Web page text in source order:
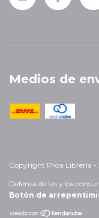
Medios de
Copyright Proa Librería -
Defensa de las y los
Botón de